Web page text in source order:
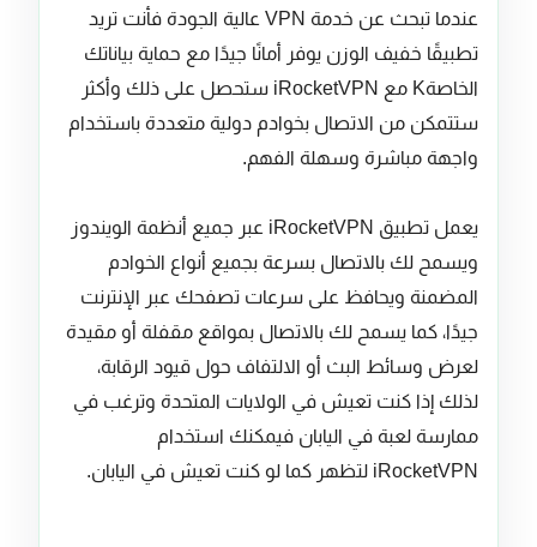
عندما تبحث عن خدمة VPN عالية الجودة فأنت تريد
تطبيقًا خفيف الوزن يوفر أمانًا جيدًا مع حماية بياناتك
الخاصةK مع iRocketVPN ستحصل على ذلك وأكثر
ستتمكن من الاتصال بخوادم دولية متعددة باستخدام
واجهة مباشرة وسهلة الفهم.
يعمل تطبيق iRocketVPN عبر جميع أنظمة الويندوز
ويسمح لك بالاتصال بسرعة بجميع أنواع الخوادم
المضمنة ويحافظ على سرعات تصفحك عبر الإنترنت
جيدًا، كما يسمح لك بالاتصال بمواقع مقفلة أو مقيدة
لعرض وسائط البث أو الالتفاف حول قيود الرقابة،
لذلك إذا كنت تعيش في الولايات المتحدة وترغب في
ممارسة لعبة في اليابان فيمكنك استخدام
iRocketVPN لتظهر كما لو كنت تعيش في اليابان.